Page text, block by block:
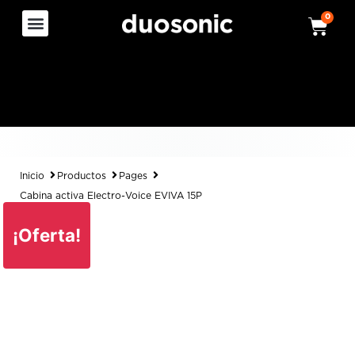
0
Inicio Productos Pages
Cabina activa Electro-Voice EVIVA 15P
¡Oferta!